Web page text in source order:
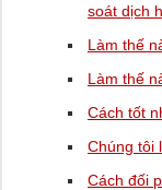
soát dịch
Làm thế
Làm thế
Cách tốt
Chúng tôi
Cách đối